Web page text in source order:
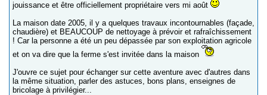
jouissance et être officiellement propriétaire vers mi août
La maison date 2005, il y a quelques travaux incontournables (façade,
chaudière) et BEAUCOUP de nettoyage à prévoir et rafraîchissement
! Car la personne a été un peu dépassée par son exploitation agricole
et on va dire que la ferme s'est invitée dans la maison
J'ouvre ce sujet pour échanger sur cette aventure avec d'autres dans
la même situation, parler des astuces, bons plans, enseignes de
bricolage à privilégier...